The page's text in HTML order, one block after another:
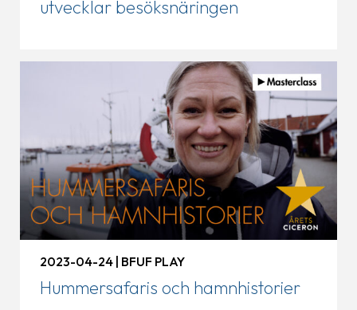
utvecklar besöksnäringen
Hummersafaris och hamnhistorier
2023-04-24 | BFUF PLAY